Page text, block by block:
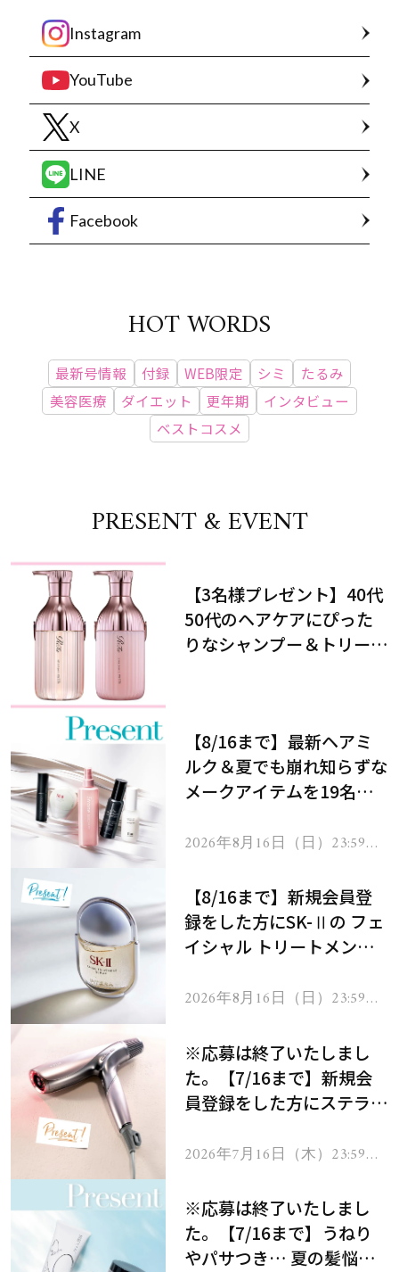
Instagram
YouTube
X
LINE
Facebook
HOT WORDS
最新号情報 付録 WEB限定 シミ
たるみ
美容医療
ダイエット 更年期
インタビュー
ベストコスメ
PRESENT & EVENT
【3名様プレゼント】40代
50代のヘアケアにぴった
りなシャンプー＆トリート
【8/16まで】最新ヘアミ
ルク＆夏でも崩れ知らずな
メークアイテムを19名様
2026年8月16日（日）23:59ま
【8/16まで】新規会員登
録をした方にSK-Ⅱの フェ
イシャル トリートメント
2026年8月16日（日）23:59ま
※応募は終了いたしまし
た。【7/16まで】新規会
員登録をした方にステラボ
ヘアドライヤー ジュエル
2026年7月16日（木）23:59ま
※応募は終了いたしまし
た。【7/16まで】うねり
やパサつき… 夏の髪悩み